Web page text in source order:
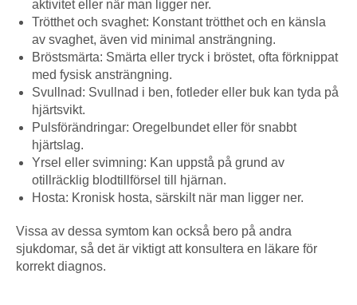
aktivitet eller när man ligger ner.
Trötthet och svaghet: Konstant trötthet och en känsla
av svaghet, även vid minimal ansträngning.
Bröstsmärta: Smärta eller tryck i bröstet, ofta förknippat
med fysisk ansträngning.
Svullnad: Svullnad i ben, fotleder eller buk kan tyda på
hjärtsvikt.
Pulsförändringar: Oregelbundet eller för snabbt
hjärtslag.
Yrsel eller svimning: Kan uppstå på grund av
otillräcklig blodtillförsel till hjärnan.
Hosta: Kronisk hosta, särskilt när man ligger ner.
Vissa av dessa symtom kan också bero på andra
sjukdomar, så det är viktigt att konsultera en läkare för
korrekt diagnos.